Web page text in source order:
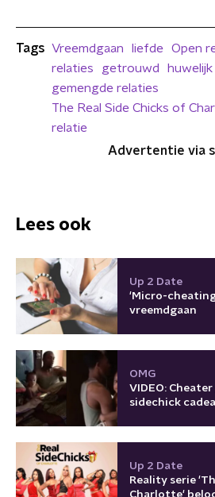
Tags Vreemdgaan liefde
Open
relaties
getrouwd
huwelijk
gemengde relaties
The Real Side Chicks of
relatie
Advertentie via
Lees ook
Up 2 Date
'Micro-
vreemdgaan
OMG
VIDEO:
sidechick
Up 2 Date
Reality serie
Charlotte'